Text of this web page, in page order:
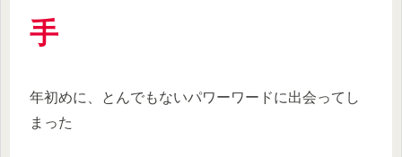
手
年初めに、とんでもないパワーワードに出会ってし
まった